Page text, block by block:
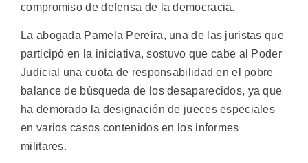
compromiso de defensa de la democracia.
La abogada Pamela Pereira, una de las juristas que
participó en la iniciativa, sostuvo que cabe al Poder
Judicial una cuota de responsabilidad en el pobre
balance de búsqueda de los desaparecidos, ya que
ha demorado la designación de jueces especiales
en varios casos contenidos en los informes
militares.